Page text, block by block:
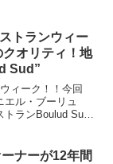
サインが目印
トランウィー
オリティ！地
Sud”
ィーク！！今回
ル・ブーリュ
ランBoulud Sud
くの地下鉄ライ
ナーが12年間